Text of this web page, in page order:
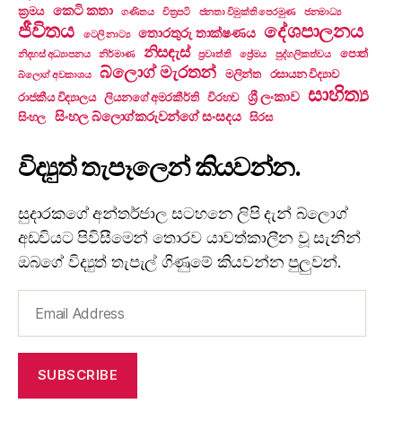
ක්‍රමය කෙටි කතා ගණිතය චිත්‍රපටි ජනතා විමුක්ති පෙරමුණ ජනමාධ්‍ය
ජීවිතය ටෙලි නාට්‍ය තොරතුරු තාක්ෂණය දේශපාලනය
නිදහස් අධ්‍යාපනය නිර්මාණ නිසඳැස් ප්‍රවෘත්ති ප්‍රේමය පුද්ගලිකත්වය පොත්
බ්ලොග් අවකාශය බ්ලොග් මැරතන් මලින්ත
රසායන විද්‍යාව
රාජකීය විද්‍යාලය
ලියනගේ අමරකීර්ති විරහව ශ්‍රී ලංකාව සාහිත්‍ය
සිංහල සිංහල බ්ලොග්කරුවන්ගේ සංසදය සිරස
විද්‍යුත් තැපෑලෙන් කියවන්න.
සුදාරකගේ අන්තර්ජාල සටහනෙ ලිපි දැන් බ්ලොග්
අඩවියට පිවිසීමෙන් තොරව යාවත්කාලීන වූ සැනින්
ඔබගේ විද්‍යුත් තැපැල් ගිණුමේ කියවන්න පුලුවන්.
Address
SUBSCRIBE